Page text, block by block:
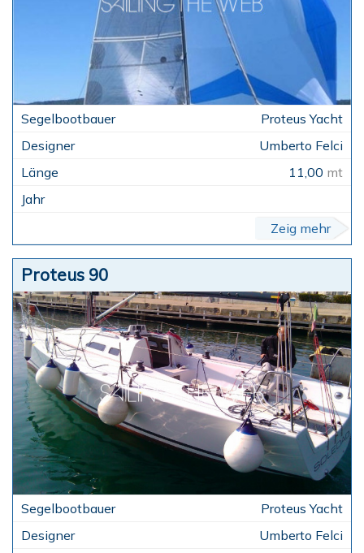
Proteus Yacht
Umberto Felci
11,00 mt
Zeig mehr
Proteus 90
Proteus Yacht
Umberto Felci